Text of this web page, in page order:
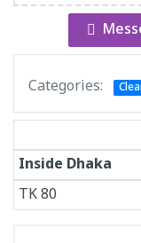
Categories:
Inside Dhaka
TK80